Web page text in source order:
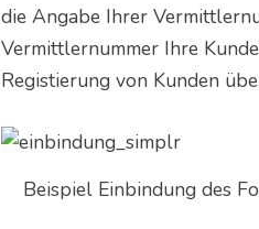
die Angabe Ihrer
Vermittlernummer Ihre
Registierung von Kunden
Beispiel Einbindung des